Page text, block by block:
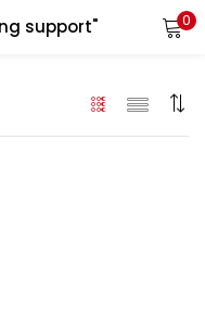
support" 0
REGISTER
login.